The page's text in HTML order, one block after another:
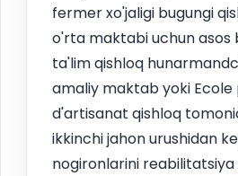
fermer xo'jaligi bugungi
o'rta maktabi uchun asos
ta'lim qishloq
amaliy maktab yoki
d'artisanat qishloq
ikkinchi jahon urushidan
nogironlarini reabilitatsiya